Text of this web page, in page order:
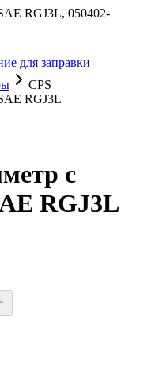
RGJ3L, 050402-
для заправки
CPS
RGJ3L
с
RGJ3L